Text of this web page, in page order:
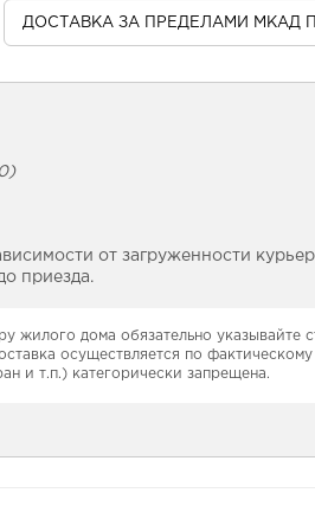
ДОСТАВКА ЗА ПРЕДЕЛАМИ МКАД
от загруженности
приезда.
жилого дома обязательно
осуществляется по
и т.п.) категорически запрещена.